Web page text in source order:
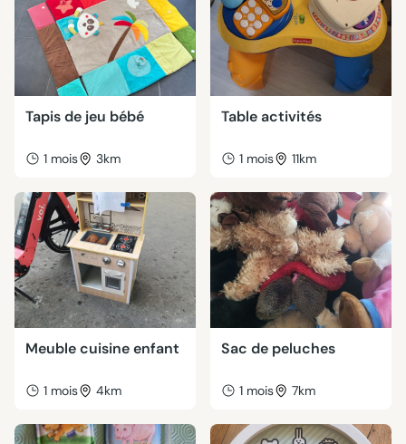
Tapis de jeu bébé
1 mois 3km
Table activités
1 mois 11km
Meuble cuisine enfant
1 mois 4km
Sac de peluches
1 mois 7km